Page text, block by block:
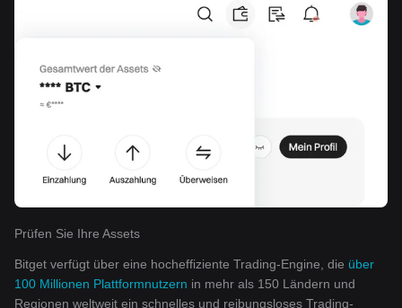
Prüfen Sie Ihre Assets
Bitget verfügt über eine hocheffiziente Trading-Engine, die über
100 Millionen Plattformnutzern in mehr als 150 Ländern und
Regionen weltweit ein schnelles und reibungsloses Trading-